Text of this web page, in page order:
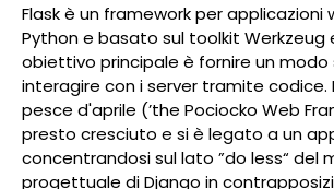
Flask è un framework per applicazioni
Python e basato sul toolkit Werkzeug
obiettivo principale è fornire un
interagire con i server tramite codice.
pesce d'aprile (’the Pociocko Web
presto cresciuto e si è legato a un
concentrandosi sul lato ”do less“ del
progettuale di Django in